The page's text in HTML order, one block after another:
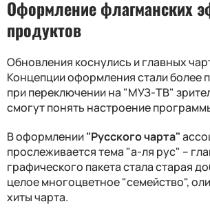
Оформление флагманских
продуктов
Обновления коснулись и главных
Концепции оформления стали более
при переключении на "МУЗ-ТВ"
смогут понять настроение
В оформлении"Русского чарта"
прослеживается тема "а-ля рус" –
графического пакета стала старая
целое многоцветное "семейство",
хиты чарта.